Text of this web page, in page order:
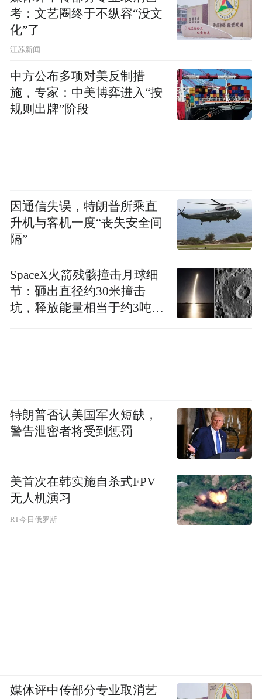
考：文艺圈终于不纵容“没文
化”了
江苏新闻
中方公布多项对美反制措
施，专家：中美博弈进入“按
规则出牌”阶段
因通信失误，特朗普所乘直
升机与客机一度“丧失安全间
隔”
SpaceX火箭残骸撞击月球细
节：砸出直径约30米撞击
坑，释放能量相当于约3吨
特朗普否认美国军火短缺，
警告泄密者将受到惩罚
美首次在韩实施自杀式FPV
无人机演习
RT今日俄罗斯
媒体评中传部分专业取消艺